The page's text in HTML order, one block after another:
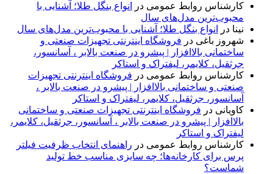
کارشناس روابط عمومی در
انواع بنگل طلا؛ آشنایی با
محبوب‌ترین مدل‌های سال
نینا در
انواع بنگل طلا؛ آشنایی با محبوب‌ترین مدل‌های سال
شهروز باغی در فروشگاه اینترنتی تجهیزات صنعتی و
ساختمانی بالاافزار | پیشرو در صنعت بالابر ، آسانسور،
جرثقیل، کلایمر، لیفتراک و استاکر
کارشناس روابط عمومی در فروشگاه اینترنتی تجهیزات
صنعتی و ساختمانی بالاافزار | پیشرو در صنعت بالابر ،
آسانسور، جرثقیل، کلایمر، لیفتراک و استاکر
کاویانی در فروشگاه اینترنتی تجهیزات صنعتی و ساختمانی
بالاافزار | پیشرو در صنعت بالابر ، آسانسور، جرثقیل، کلایمر،
لیفتراک و استاکر
کارشناس روابط عمومی در راهنمای انتخاب ظرفیت فیلتر
پرس برای کارخانه‌ها؛ چه سایزی مناسب خط تولید
شماست؟